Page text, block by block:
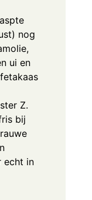
nog
ui en
Z.
bij
echt in